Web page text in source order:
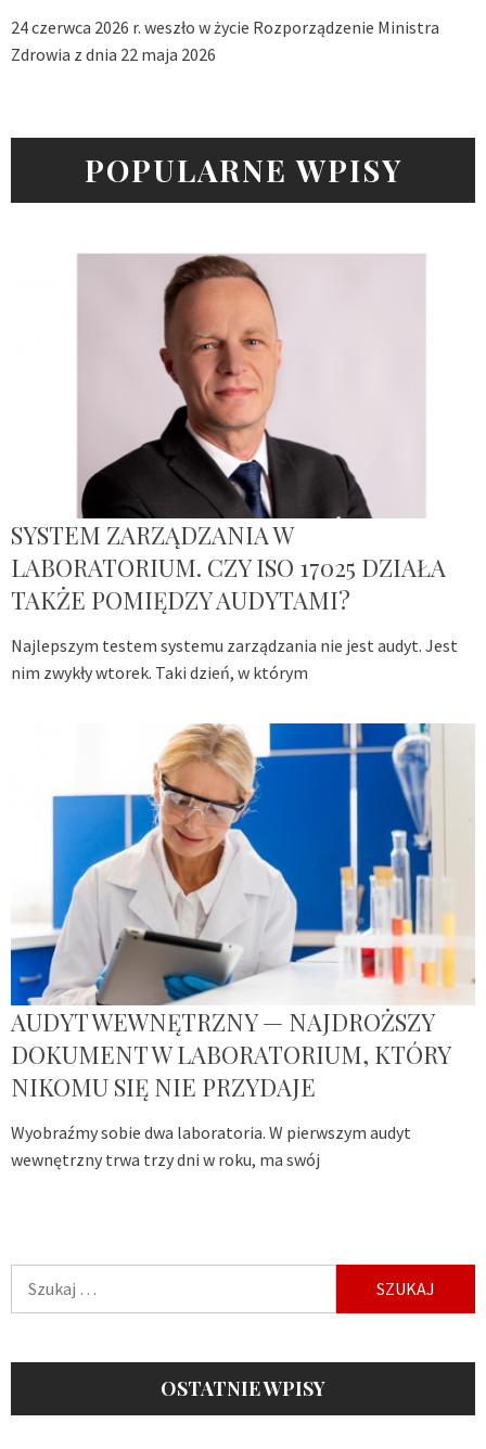
24 czerwca 2026 r. weszło w życie Rozporządzenie Ministra
Zdrowia z dnia 22 maja 2026
POPULARNE WPISY
SYSTEM ZARZĄDZANIA W
LABORATORIUM. CZY ISO 17025 DZIAŁA
TAKŻE POMIĘDZY AUDYTAMI?
Najlepszym testem systemu zarządzania nie jest audyt. Jest
nim zwykły wtorek. Taki dzień, w którym
AUDYT WEWNĘTRZNY — NAJDROŻSZY
DOKUMENT W LABORATORIUM, KTÓRY
NIKOMU SIĘ NIE PRZYDAJE
Wyobraźmy sobie dwa laboratoria. W pierwszym audyt
wewnętrzny trwa trzy dni w roku, ma swój
OSTATNIE WPISY